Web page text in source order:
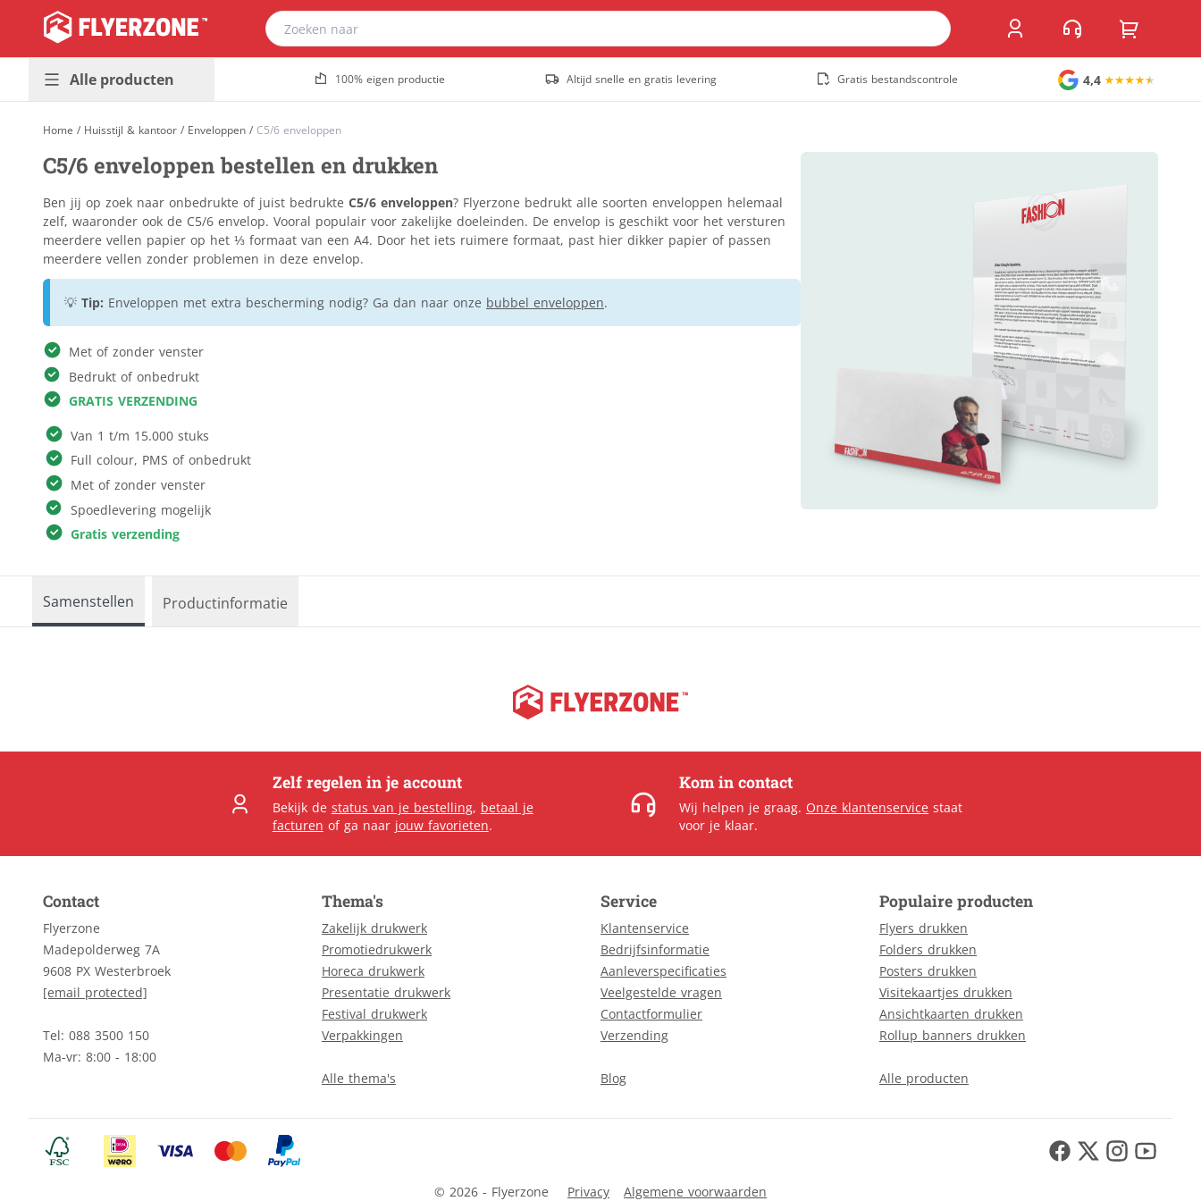
Alle producten
buitenreclame
Promotiedrukwerk
Huisstijl &
kantoor
Horeca &
Stickers &
relatiegeschenken
Interieur &
fotocadeau
Alle producten
Dibond
Populair
Foamboard
Forex
Populair
Gevelreclame
Golfkarton
Kanaalplaat
Sportveldborden
Stoepborden
Tuinposter
Staande banners
Rollup banners
100% eigen productie Altijd snelle en gratis levering Gratis bestandscontrole 4,4
Home / Huisstijl & kantoor / Enveloppen / C5/6 enveloppen
C5/6 enveloppen bestellen en drukken
Ben jij op zoek naar onbedrukte of juist bedrukte C5/6 enveloppen? Flyerzone bedrukt alle soorten enveloppen helemaal
zelf, waaronder ook de C5/6 envelop. Vooral populair voor zakelijke doeleinden. De envelop is geschikt voor het versturen
meerdere vellen papier op het ⅓ formaat van een A4. Door het iets ruimere formaat, past hier dikker papier of passen
meerdere vellen zonder problemen in deze envelop.
💡 Tip: Enveloppen met extra bescherming nodig? Ga dan naar onze bubbel enveloppen.
Met of zonder venster
Bedrukt of onbedrukt
GRATIS VERZENDING
Van 1 t/m 15.000 stuks
Full colour, PMS of onbedrukt
Met of zonder venster
Spoedlevering mogelijk
Gratis verzending
Samenstellen Productinformatie
Zelf regelen in je account
Bekijk de status van je bestelling, betaal je
facturen of ga naar jouw favorieten.
Kom in contact
Wij helpen je graag. Onze klantenservice staat
voor je klaar.
Contact
Flyerzone
Madepolderweg 7A
9608 PX Westerbroek
[email protected]
Tel: 088 3500 150
Ma-vr: 8:00 - 18:00
Thema's
Zakelijk drukwerk
Promotiedrukwerk
Horeca drukwerk
Presentatie drukwerk
Festival drukwerk
Verpakkingen
Alle thema's
Service
Klantenservice
Bedrijfsinformatie
Aanleverspecificaties
Veelgestelde vragen
Contactformulier
Verzending
Blog
Populaire producten
Flyers drukken
Folders drukken
Posters drukken
Visitekaartjes drukken
Ansichtkaarten drukken
Rollup banners drukken
Alle producten
© 2026 - Flyerzone Privacy Algemene voorwaarden